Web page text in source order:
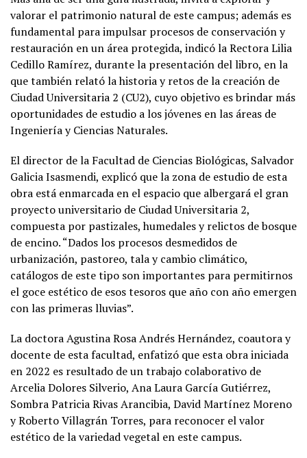
valorar el patrimonio natural de este campus; además es
fundamental para impulsar procesos de conservación y
restauración en un área protegida, indicó la Rectora Lilia
Cedillo Ramírez, durante la presentación del libro, en la
que también relató la historia y retos de la creación de
Ciudad Universitaria 2 (CU2), cuyo objetivo es brindar más
oportunidades de estudio a los jóvenes en las áreas de
Ingeniería y Ciencias Naturales.
El director de la Facultad de Ciencias Biológicas, Salvador
Galicia Isasmendi, explicó que la zona de estudio de esta
obra está enmarcada en el espacio que albergará el gran
proyecto universitario de Ciudad Universitaria 2,
compuesta por pastizales, humedales y relictos de bosque
de encino. “Dados los procesos desmedidos de
urbanización, pastoreo, tala y cambio climático,
catálogos de este tipo son importantes para permitirnos
el goce estético de esos tesoros que año con año emergen
con las primeras lluvias”.
La doctora Agustina Rosa Andrés Hernández, coautora y
docente de esta facultad, enfatizó que esta obra iniciada
en 2022 es resultado de un trabajo colaborativo de
Arcelia Dolores Silverio, Ana Laura García Gutiérrez,
Sombra Patricia Rivas Arancibia, David Martínez Moreno
y Roberto Villagrán Torres, para reconocer el valor
estético de la variedad vegetal en este campus.